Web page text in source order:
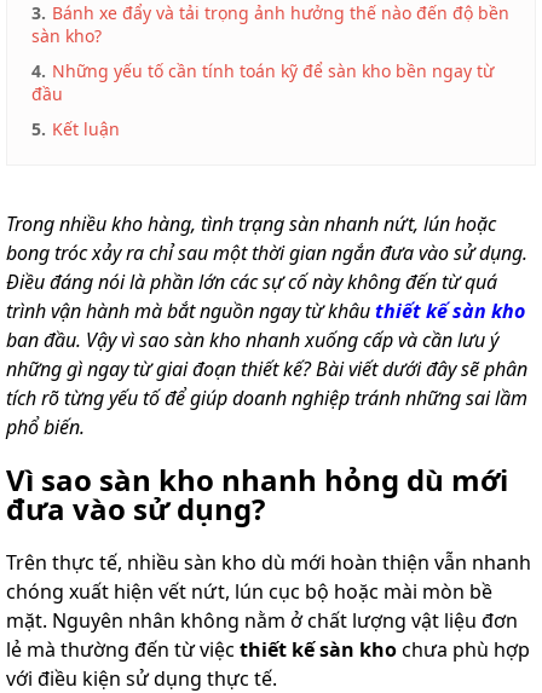
3. Bánh xe đẩy và tải trọng ảnh hưởng thế nào đến độ bền
sàn kho?
4. Những yếu tố cần tính toán kỹ để sàn kho bền ngay từ
đầu
5. Kết luận
Trong nhiều kho hàng, tình trạng sàn nhanh nứt, lún hoặc
bong tróc xảy ra chỉ sau một thời gian ngắn đưa vào sử dụng.
Điều đáng nói là phần lớn các sự cố này không đến từ quá
trình vận hành mà bắt nguồn ngay từ khâuthiết kế sàn kho
ban đầu. Vậy vì sao sàn kho nhanh xuống cấp và cần lưu ý
những gì ngay từ giai đoạn thiết kế? Bài viết dưới đây sẽ phân
tích rõ từng yếu tố để giúp doanh nghiệp tránh những sai lầm
phổ biến.
Vì sao sàn kho nhanh hỏng dù mới
đưa vào sử dụng?
Trên thực tế, nhiều sàn kho dù mới hoàn thiện vẫn nhanh
chóng xuất hiện vết nứt, lún cục bộ hoặc mài mòn bề
mặt. Nguyên nhân không nằm ở chất lượng vật liệu đơn
lẻ mà thường đến từ việc thiết kế sàn khochưa phù hợp
với điều kiện sử dụng thực tế.